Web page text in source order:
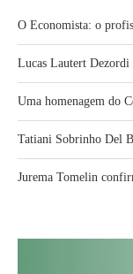
O Economista: o
Lucas Lautert
Uma homenagem do
Tatiani Sobrinho Del
Jurema Tomelin